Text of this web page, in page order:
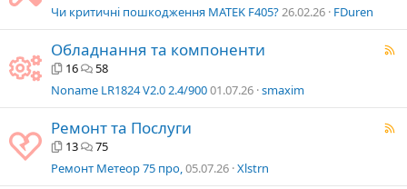
Чи критичні пошкодження MATEK F405?26.02.26 FDuren
Обладнання та компоненти
16
58
Noname LR1824 V2.0 2.4/90001.07.26 smaxim
Ремонт та Послуги
13
75
Ремонт Метеор 75 про,05.07.26 Xlstrn